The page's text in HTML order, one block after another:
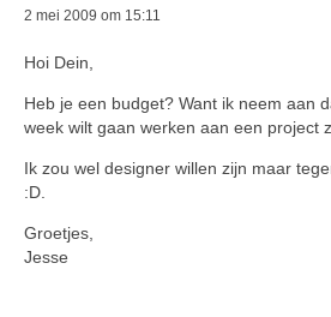
2 mei 2009 om 15:11
Hoi Dein,
Heb je een budget? Want ik neem aan
week wilt gaan werken aan een project
Ik zou wel designer willen zijn maar
:D.
Groetjes,
Jesse